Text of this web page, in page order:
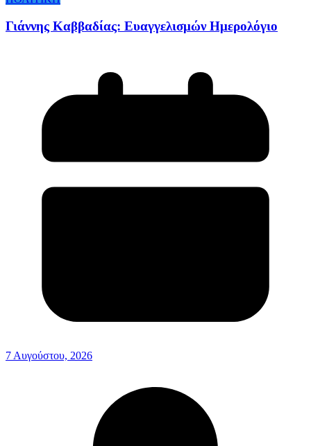
Γιάννης Καββαδίας: Ευαγγελισμών Ημερολόγιο
7 Αυγούστου, 2026